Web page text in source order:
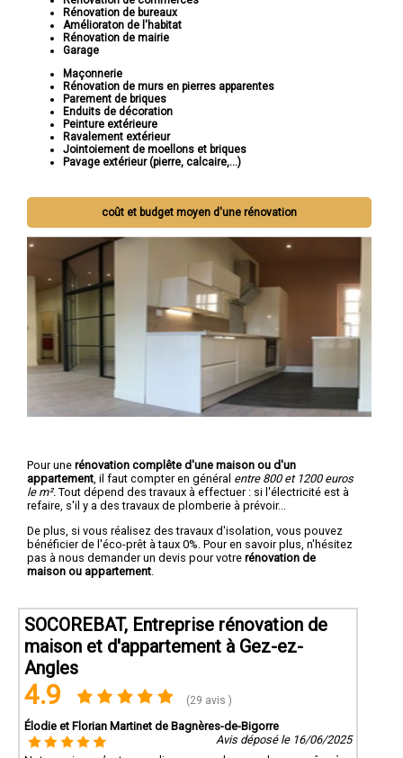
Rénovation de bureaux
Amélioraton de l'habitat
Rénovation de mairie
Garage
Maçonnerie
Rénovation de murs en pierres apparentes
Parement de briques
Enduits de décoration
Peinture extérieure
Ravalement extérieur
Jointoiement de moellons et briques
Pavage extérieur (pierre, calcaire,...)
coût et budget moyen d'une rénovation
Pour une rénovation complête d'une maison ou d'un
appartement , il faut compter en général entre 800 et 1200 euros
le m². Tout dépend des travaux à effectuer : si l'électricité est à
refaire, s'il y a des travaux de plomberie à prévoir...
De plus, si vous réalisez des travaux d'isolation, vous pouvez
bénéficier de l'éco-prêt à taux 0%. Pour en savoir plus, n'hésitez
pas à nous demander un devis pour votre rénovation de
maison ou appartement
SOCOREBAT, Entreprise rénovation de
maison et d'appartement à Gez-ez-
Angles
4.9 (29 avis )
Élodie et Florian Martinet de Bagnères-de-Bigorre
Avis déposé le 16/06/2025